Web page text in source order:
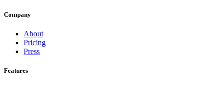
Company
About
Pricing
Press
Features